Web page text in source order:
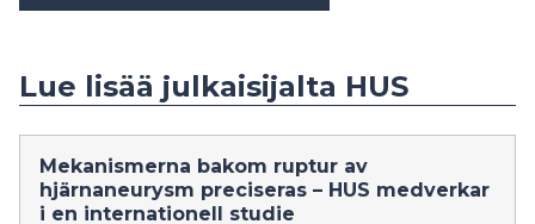
Lue lisää julkaisijalta HUS
Mekanismerna bakom ruptur av
hjärnaneurysm preciseras – HUS medverkar
i en internationell studie